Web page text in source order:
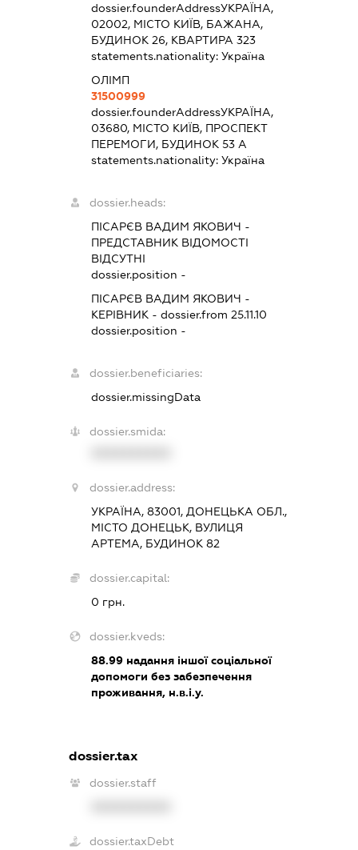
dossier.founderAddressУКРАЇНА,
02002, МІСТО КИЇВ, БАЖАНА,
БУДИНОК 26, КВАРТИРА 323
statements.nationality: Україна
ОЛІМП
31500999
dossier.founderAddressУКРАЇНА,
03680, МІСТО КИЇВ, ПРОСПЕКТ
ПЕРЕМОГИ, БУДИНОК 53 А
statements.nationality: Україна
dossier.heads:
ПІСАРЄВ ВАДИМ ЯКОВИЧ -
ПРЕДСТАВНИК ВІДОМОСТІ
ВІДСУТНІ
dossier.position -
ПІСАРЄВ ВАДИМ ЯКОВИЧ -
КЕРІВНИК - dossier.from 25.11.10
dossier.position -
dossier.beneficiaries:
dossier.missingData
dossier.smida:
dossier.address:
УКРАЇНА, 83001, ДОНЕЦЬКА ОБЛ.,
МІСТО ДОНЕЦЬК, ВУЛИЦЯ
АРТЕМА, БУДИНОК 82
dossier.capital:
0 грн.
dossier.kveds:
88.99надання іншої соціальної
допомоги без забезпечення
проживання, н.в.і.у.
dossier.tax
dossier.staff
dossier.taxDebt